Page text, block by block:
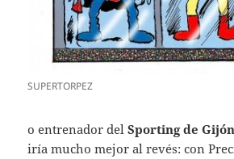
SUPERTORPEZ
o entrenador delSporting de Gijón
iría mucho mejor al revés: con